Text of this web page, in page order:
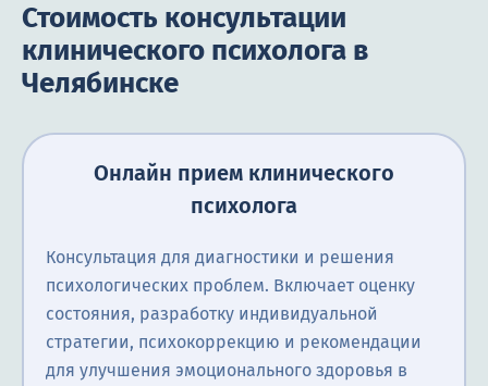
Стоимость консультации
клинического психолога в
Челябинске
Онлайн прием клинического
психолога
Консультация для диагностики и решения
психологических проблем. Включает оценку
состояния, разработку индивидуальной
стратегии, психокоррекцию и рекомендации
для улучшения эмоционального здоровья в